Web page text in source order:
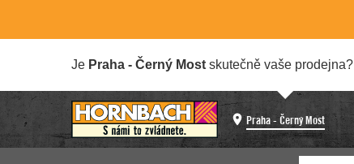
Je Praha - Černý Most skutečně vaše prodejna?
Praha - Černý Most